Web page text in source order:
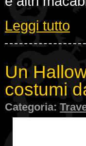
Leggi tutto
Un
costumi
Categoria: